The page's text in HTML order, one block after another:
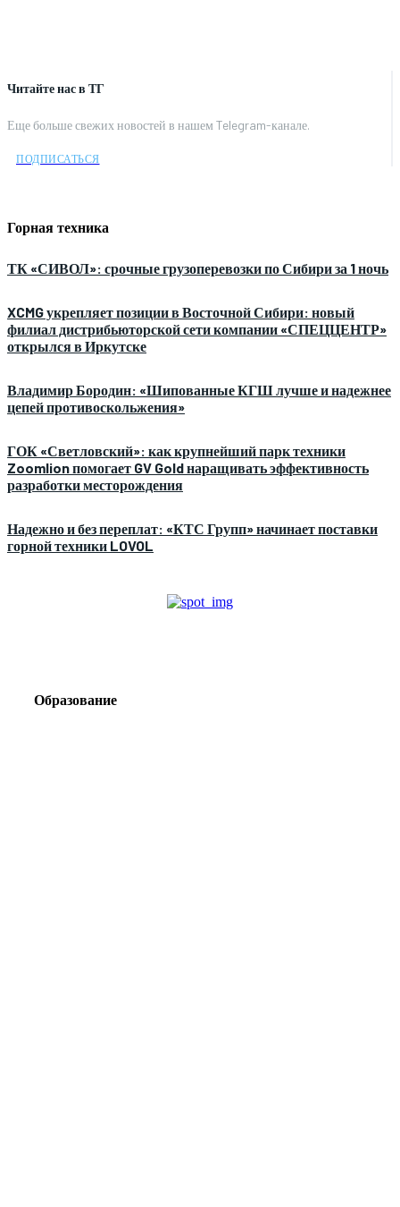
Читайте нас в ТГ
Еще больше свежих новостей в нашем Telegram-канале.
ПОДПИСАТЬСЯ
Горная техника
ТК «СИВОЛ»: срочные грузоперевозки по Сибири за 1 ночь
XCMG укрепляет позиции в Восточной Сибири: новый
филиал дистрибьюторской сети компании «СПЕЦЦЕНТР»
открылся в Иркутске
Владимир Бородин: «Шипованные КГШ лучше и надежнее
цепей противоскольжения»
ГОК «Светловский»: как крупнейший парк техники
Zoomlion помогает GV Gold наращивать эффективность
разработки месторождения
Надежно и без переплат: «КТС Групп» начинает поставки
горной техники LOVOL
Образование